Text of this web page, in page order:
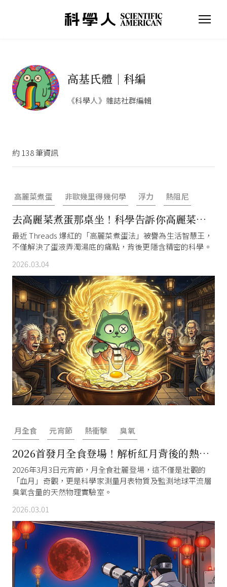
高基氏體｜科編
《科學人》雜誌社群編輯
約 138筆資訊
高麗菜煮蛋 非歐幾里得幾何學 浮力 熱阻尼
去高麗菜煮蛋那桌坐！科學告訴你高麗菜為
什麼這麼好用？
最近 Threads 爆紅的「高麗菜煮蛋法」被譽為生活智慧王，
不僅解決了蛋液弄濁湯底的痛點，背後更隱含精密的科學。
2026.03.04
月全食 元宵節 熱衝擊 臭氧
2026首發月全食登場！解析紅月背後的熱衝
擊與臭氧密碼
2026年3月3日元宵節，月全食壯麗登場，這不僅是壯觀的
「血月」奇觀，更是科學家測量月表物質及監測地球平流層
臭氧含量的天然物理實驗室。
2026.03.01